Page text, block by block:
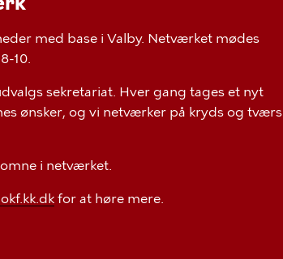
med base i Valby. Netværket mødes
10.
sekretariat. Hver gang tages et nyt
ønsker, og vi netværker på kryds og tværs
i netværket.
for at høre mere.